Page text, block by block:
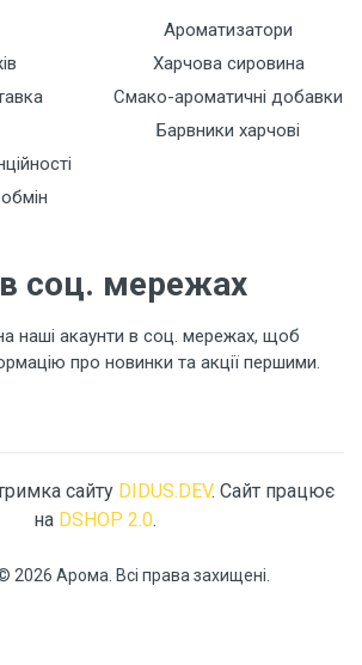
Ароматизатори
Харчова сировина
Смако-ароматичні добавки
Барвники харчові
соц. мережах
наші акаунти в соц. мережах, щоб
про новинки та акції першими.
2026 Арома. Всі права захищені.
сайту DIDUS.DEV. Сайт працює
на DSHOP 2.0.